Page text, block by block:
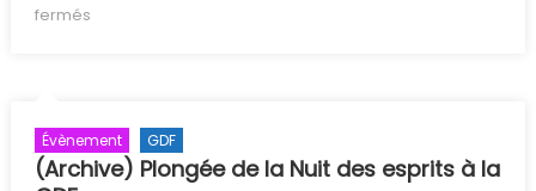
fermés
Évènement GDF
(Archive) Plongée de la Nuit des esprits à la